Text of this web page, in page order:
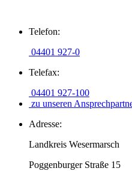
Inhalt
Telefon:
04401 927-0
Telefax:
04401 927-100
zu unseren
Adresse:
Landkreis Wesermarsch
Poggenburger Straße 15